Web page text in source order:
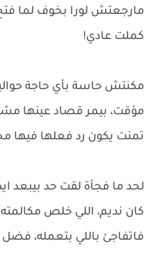
مارجعتش لورا بخوف لما
كملت عادي!
مكنتش حاسة بأي حاجة
مؤقت، بيمر قصاد عينها
تمنت يكون رد فعلها فيها
لحد ما فجأة لقت حد بيبعد
كان نديم، اللي خلص
فاتفاجئ باللي بتعمله،